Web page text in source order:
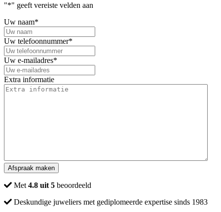
"*" geeft vereiste velden aan
Uw naam*
Uw telefoonnummer*
Uw e-mailadres*
Extra informatie
Met 4.8 uit 5 beoordeeld
Deskundige juweliers met gediplomeerde expertise sinds 1983